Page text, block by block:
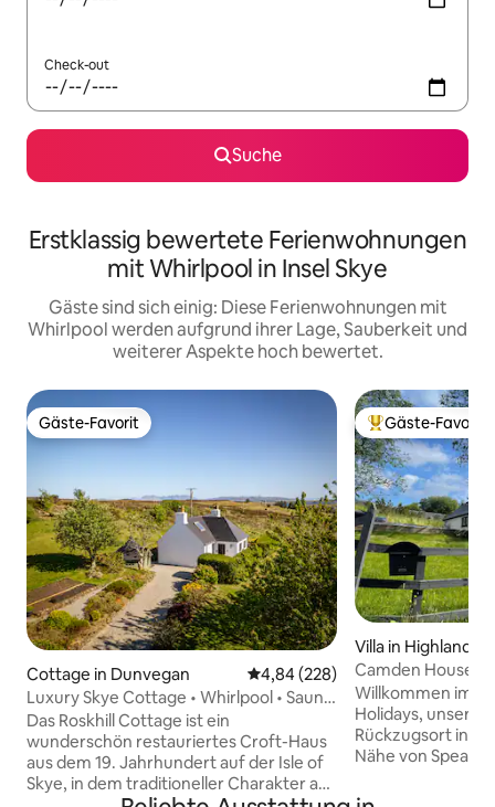
Check-out
Suche
Erstklassig bewertete Ferienwohnungen
mit Whirlpool in Insel Skye
Gäste sind sich einig: Diese Ferienwohnungen mit
Whirlpool werden aufgrund ihrer Lage, Sauberkeit und
weiterer Aspekte hoch bewertet.
Gäste-Favorit
Gäste-Favorit
Cottage in Dunvegan Durchschnittliche Bewertung:
4,84 (228)
Luxury Skye Cottage • Whirlpool • Sauna
• Grillhütte
Das Roskhill Cottage ist ein
wunderschön restauriertes Croft-Haus
aus dem 19. Jahrhundert auf der Isle of
Skye, in dem traditioneller Charakter auf
Beliebter Gäste-
Gäste-Favorit
Villa in Highland
Camden House
Highlands mit
Willkommen im
Holidays,
Rückzugsort in
Nähe von Spean
Architekten